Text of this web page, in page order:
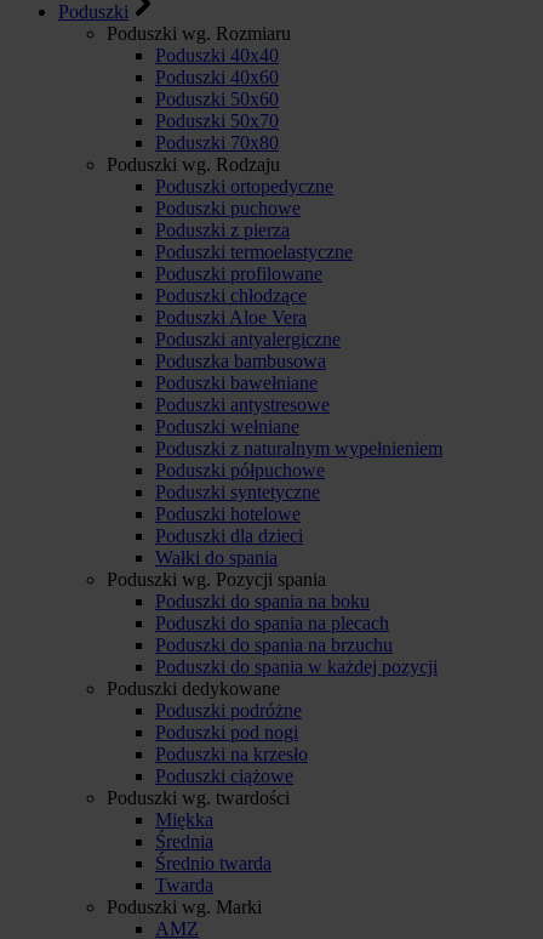
Poduszki
Poduszki wg. Rozmiaru
Poduszki 40x40
Poduszki 40x60
Poduszki 50x60
Poduszki 50x70
Poduszki 70x80
Poduszki wg. Rodzaju
Poduszki ortopedyczne
Poduszki puchowe
Poduszki z pierza
Poduszki termoelastyczne
Poduszki profilowane
Poduszki chłodzące
Poduszki Aloe Vera
Poduszki antyalergiczne
Poduszka bambusowa
Poduszki bawełniane
Poduszki antystresowe
Poduszki wełniane
Poduszki z naturalnym wypełnieniem
Poduszki półpuchowe
Poduszki syntetyczne
Poduszki hotelowe
Poduszki dla dzieci
Wałki do spania
Poduszki wg. Pozycji spania
Poduszki do spania na boku
Poduszki do spania na plecach
Poduszki do spania na brzuchu
Poduszki do spania w każdej pozycji
Poduszki dedykowane
Poduszki podróżne
Poduszki pod nogi
Poduszki na krzesło
Poduszki ciążowe
Poduszki wg. twardości
Miękka
Średnia
Średnio twarda
Twarda
Poduszki wg. Marki
AMZ